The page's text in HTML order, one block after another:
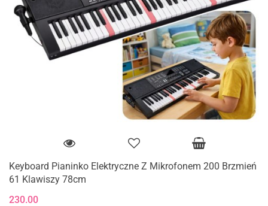
Keyboard Pianinko Elektryczne Z Mikrofonem 200 Brzmień
61 Klawiszy 78cm
230.00